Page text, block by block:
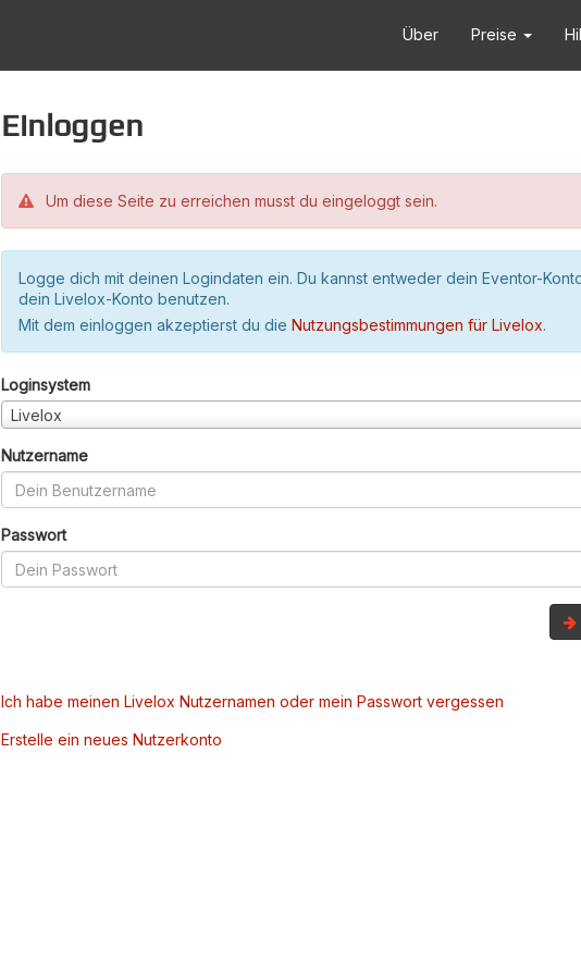
Über Preise
Einloggen
Um diese Seite zu erreichen musst du eingeloggt sein.
Logge dich mit deinen Logindaten ein. Du kannst entweder dein Eventor-
dein Livelox-Konto benutzen.
Mit dem einloggen akzeptierst du die Nutzungsbestimmungen für Livelox.
Loginsystem
Livelox
Nutzername
Passwort
Ich habe meinen Livelox Nutzernamen oder mein Passwort vergessen
Erstelle ein neues Nutzerkonto